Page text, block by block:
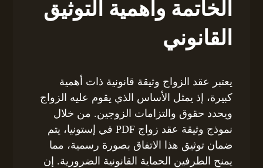
الخاتمة وأهمية التوثيق
القانوني
يعتبر عقد الزواج وثيقة قانونية ذات أهمية
كبيرة، إذ يمثل الأساس الذي يقوم عليه الزواج
ويحدد حقوق والتزامات الزوجين. من خلال
نموذج وثيقة عقد زواج PDF في إستونيا، يتم
ضمان توثيق هذا الاتفاق بصورة رسمية، مما
يمنح الطرفين الحماية القانونية الضرورية. إن